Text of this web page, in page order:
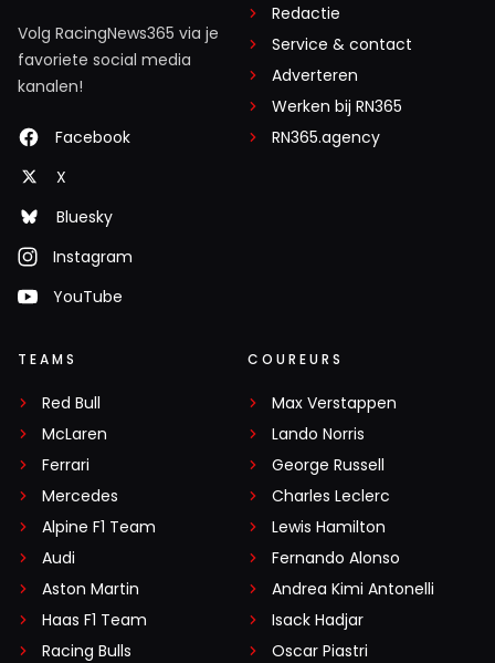
Volg RacingNews365 via je
favoriete social media
kanalen!
Facebook
X
Bluesky
Instagram
YouTube
Redactie
Service & contact
Adverteren
Werken bij RN365
RN365.agency
TEAMS
Red Bull
McLaren
Ferrari
Mercedes
Alpine F1 Team
Audi
Aston Martin
Haas F1 Team
Racing Bulls
COUREURS
Max Verstappen
Lando Norris
George Russell
Charles Leclerc
Lewis Hamilton
Fernando Alonso
Andrea Kimi Antonelli
Isack Hadjar
Oscar Piastri